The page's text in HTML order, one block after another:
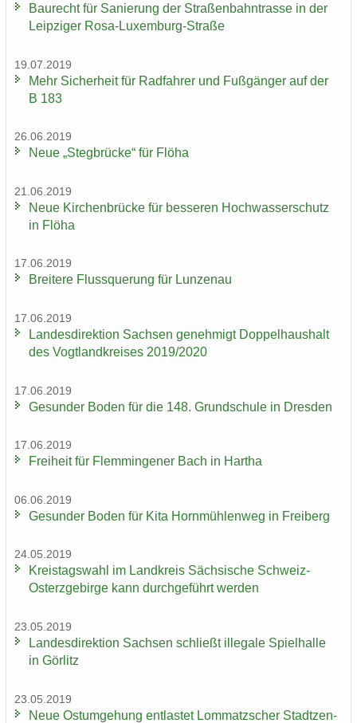
Bau­recht für Sa­nie­rung der Stra­ßen­bahn­tras­se in der
Leip­zi­ger Rosa-​Luxemburg-Straße
19.07.2019
Mehr Si­cher­heit für Rad­fah­rer und Fuß­gän­ger auf der
B 183
26.06.2019
Neue „Steg­brü­cke“ für Flöha
21.06.2019
Neue Kir­chen­brü­cke für bes­se­ren Hoch­was­ser­schutz
in Flöha
17.06.2019
Brei­te­re Fluss­que­rung für Lun­zen­au
17.06.2019
Lan­des­di­rek­ti­on Sach­sen ge­neh­migt Dop­pel­haus­halt
des Vogt­land­krei­ses 2019/2020
17.06.2019
Ge­sun­der Boden für die 148. Grund­schu­le in Dres­den
17.06.2019
Frei­heit für Flem­min­ge­ner Bach in Har­tha
06.06.2019
Ge­sun­der Boden für Kita Horn­müh­len­weg in Frei­berg
24.05.2019
Kreis­tags­wahl im Land­kreis Säch­si­sche Schweiz-​
Osterzgebirge kann durch­ge­führt wer­den
23.05.2019
Lan­des­di­rek­ti­on Sach­sen schließt il­le­ga­le Spiel­hal­le
in Gör­litz
23.05.2019
Neue Ost­um­ge­hung ent­las­tet Lom­matz­scher Stadt­zen­